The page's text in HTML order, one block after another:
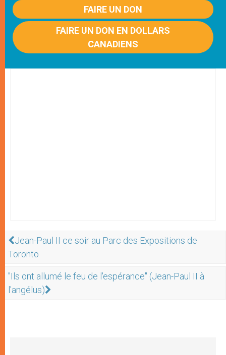
FAIRE UN DON
FAIRE UN DON EN DOLLARS
CANADIENS
Jean-Paul II ce soir au Parc des Expositions de
Toronto
"Ils ont allumé le feu de l'espérance" (Jean-Paul II à
l'angélus)